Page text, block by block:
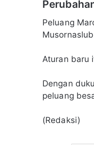
Peluang
Aturan baru
Dengan
peluang
(Redaksi)